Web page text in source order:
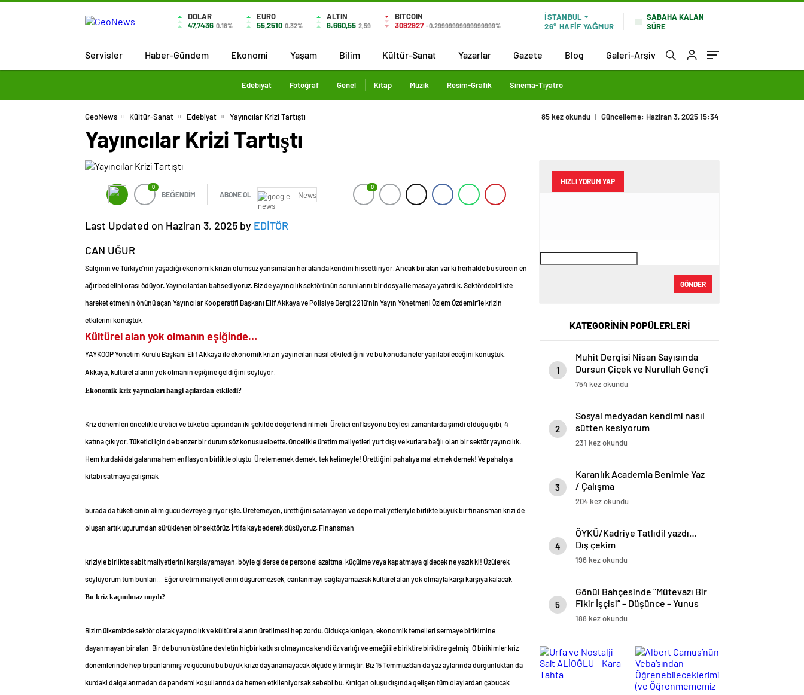
DOLAR
47,7436 0.18%
EURO
55,2510 0.32%
ALTIN
6.660,55 2,59
BITCOIN
3092927 -0.29999999999999999%
İSTANBUL
26° HAFİF YAĞMUR
SABAHA KALAN
SÜRE
Servisler Haber-Gündem Ekonomi Yaşam Bilim Kültür-Sanat Yazarlar Gazete Blog Galeri-Arşiv
Edebiyat Fotoğraf Genel Kitap Müzik Resim-Grafik Sinema-Tiyatro
GeoNews Kültür-Sanat Edebiyat Yayıncılar Krizi Tartıştı 85 kez okundu | Güncelleme: Haziran 3, 2025 15:34
Yayıncılar Krizi Tartıştı
0
BEĞENDİM ABONE OL News
0
Last Updated on Haziran 3, 2025 by EDİTÖR
CAN UĞUR
Salgının ve Türkiye’nin yaşadığı ekonomik krizin olumsuz yansımaları her alanda kendini hissettiriyor. Ancak bir alan var ki herhalde bu sürecin en
ağır bedelini orası ödüyor. Yayıncılardan bahsediyoruz. Biz de yayıncılık sektörünün sorunlarını bir dosya ile masaya yatırdık. Sektördebirlikte
hareket etmenin önünü açan Yayıncılar Kooperatifi Başkanı Elif Akkaya ve Polisiye Dergi 221B’nin Yayın Yönetmeni Özlem Özdemir’le krizin
etkilerini konuştuk.
Kültürel alan yok olmanın eşiğinde…
YAYKOOP Yönetim Kurulu Başkanı Elif Akkaya ile ekonomik krizin yayıncıları nasıl etkilediğini ve bu konuda neler yapılabileceğini konuştuk.
Akkaya, kültürel alanın yok olmanın eşiğine geldiğini söylüyor.
Ekonomik kriz yayıncıları hangi açılardan etkiledi?
Kriz dönemleri öncelikle üretici ve tüketici açısından iki şekilde değerlendirilmeli. Üretici enflasyonu böylesi zamanlarda şimdi olduğu gibi, 4
katına çıkıyor. Tüketici için de benzer bir durum söz konusu elbette. Öncelikle üretim maliyetleri yurt dışı ve kurlara bağlı olan bir sektör yayıncılık.
Hem kurdaki dalgalanma hem enflasyon birlikte oluştu. Üretememek demek, tek kelimeyle! Ürettiğini pahalıya mal etmek demek! Ve pahalıya
kitabı satmaya çalışmak
burada da tüketicinin alım gücü devreye giriyor işte. Üretemeyen, ürettiğini satamayan ve depo maliyetleriyle birlikte büyük bir finansman krizi de
oluşan artık uçurumdan sürüklenen bir sektörüz. İrtifa kaybederek düşüyoruz. Finansman
kriziyle birlikte sabit maliyetlerini karşılayamayan, böyle giderse de personel azaltma, küçülme veya kapatmaya gidecek ne yazık ki! Üzülerek
söylüyorum tüm bunları… Eğer üretim maliyetlerini düşüremezsek, canlanmayı sağlayamazsak kültürel alan yok olmayla karşı karşıya kalacak.
Bu kriz kaçınılmaz mıydı?
Bizim ülkemizde sektör olarak yayıncılık ve kültürel alanın üretilmesi hep zordu. Oldukça kırılgan, ekonomik temelleri sermaye birikimine
dayanmayan bir alan. Bir de bunun üstüne devletin hiçbir katkısı olmayınca kendi öz varlığı ve emeği ile biriktire biriktire gelmiş. O birikimler kriz
dönemlerinde hep tırpanlanmış ve gücünü bu büyük krize dayanamayacak ölçüde yitirmiştir. Biz 15 Temmuz’dan da yaz aylarında durgunluktan da
kurdaki dalgalanmadan da pandemi koşullarında da hemen etkileniyorsak sebebi bu. Kırılgan oluşu dışında gelişen tüm olaylardan çabucak
HIZLI YORUM YAP
GÖNDER
KATEGORİNİN POPÜLERLERİ
1
Muhit Dergisi Nisan Sayısında
Dursun Çiçek ve Nurullah Gençʼi
Kapağa Taşıyor (Mayıs, 2025) –
754 kez okundu
2
Sosyal medyadan kendimi nasıl
sütten kesiyorum
231 kez okundu
3
Karanlık Academia Benimle Yaz
/ Çalışma
204 kez okundu
4
ÖYKÜ/Kadriye Tatlıdil yazdı…
Dış çekim
196 kez okundu
5
Gönül Bahçesinde “Mütevazı Bir
Fikir İşçisi” – Düşünce – Yunus
ÖZDEMİR
188 kez okundu